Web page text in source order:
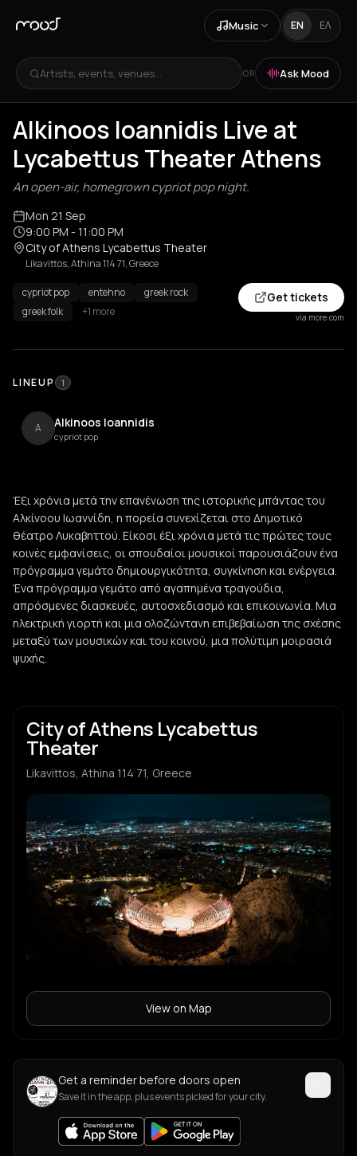
Music EN ΕΛ
Artists, events, venues... OR Ask Mood
Alkinoos Ioannidis Live at
Lycabettus Theater Athens
An open-air, homegrown cypriot pop night.
Mon 21 Sep
9:00 PM - 11:00 PM
City of Athens Lycabettus Theater
Likavittos, Athina 114 71, Greece
cypriot pop entehno
greek rock
greek folk
+1 more
Get tickets
via more.com
LINEUP 1
A Alkinoos Ioannidis
cypriot pop
Έξι χρόνια μετά την επανένωση της ιστορικής μπάντας του
Αλκίνοου Ιωαννίδη, η πορεία συνεχίζεται στο Δημοτικό
θέατρο Λυκαβηττού. Είκοσι έξι χρόνια μετά τις πρώτες τους
κοινές εμφανίσεις, οι σπουδαίοι μουσικοί παρουσιάζουν ένα
πρόγραμμα γεμάτο δημιουργικότητα, συγκίνηση και ενέργεια.
Ένα πρόγραμμα γεμάτο από αγαπημένα τραγούδια,
απρόσμενες διασκευές, αυτοσχεδιασμό και επικοινωνία. Μια
ηλεκτρική γιορτή και μια ολοζώντανη επιβεβαίωση της σχέσης
μεταξύ των μουσικών και του κοινού, μια πολύτιμη μοιρασιά
ψυχής.
City of Athens Lycabettus
Theater
Likavittos, Athina 114 71, Greece
View on Map
Get a reminder before doors open
Save it in the app, plus events picked for your city.